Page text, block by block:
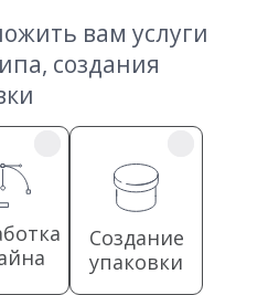
вам услуги
создания
Создание
упаковки